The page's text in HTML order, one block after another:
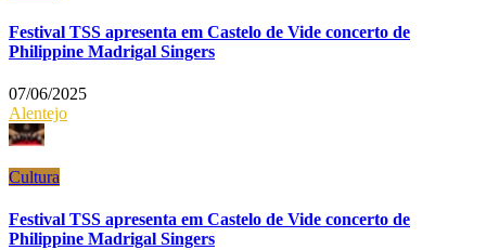
Festival TSS apresenta em Castelo de Vide concerto de
Philippine Madrigal Singers
07/06/2025
Alentejo
Cultura
Festival TSS apresenta em Castelo de Vide concerto de
Philippine Madrigal Singers